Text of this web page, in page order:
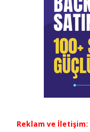
Reklam ve İletişim: